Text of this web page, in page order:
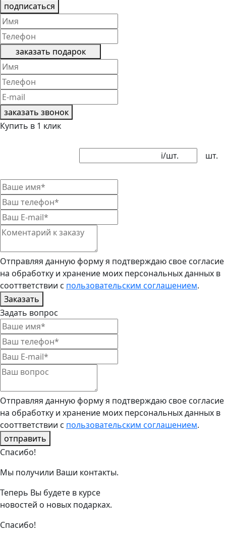
подписаться
заказать подарок
заказать звонок
Купить в 1 клик
шт.
i/шт.
Отправляя данную форму я подтверждаю свое согласие
на обработку и хранение моих персональных данных в
сооттветствии с пользовательским соглашением.
Заказать
Задать вопрос
Отправляя данную форму я подтверждаю свое согласие
на обработку и хранение моих персональных данных в
сооттветствии с пользовательским соглашением.
отправить
Спасибо!
Мы получили Ваши контакты.
Теперь Вы будете в курсе
новостей о новых подарках.
Спасибо!